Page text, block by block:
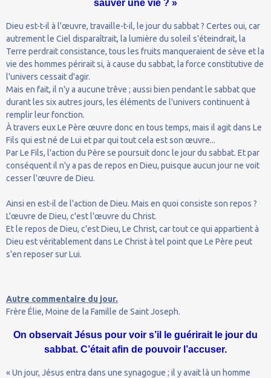
sauver une vie ? »
Dieu est-t-il à l'œuvre, travaille-t-il, le jour du sabbat ? Certes oui, car
autrement le Ciel disparaîtrait, la lumière du soleil s'éteindrait, la
Terre perdrait consistance, tous les fruits manqueraient de sève et la
vie des hommes périrait si, à cause du sabbat, la force constitutive de
l'univers cessait d'agir.
Mais en fait, il n'y a aucune trêve ; aussi bien pendant le sabbat que
durant les six autres jours, les éléments de l'univers continuent à
remplir leur fonction.
À travers eux Le Père œuvre donc en tous temps, mais il agit dans Le
Fils qui est né de Lui et par qui tout cela est son œuvre...
Par Le Fils, l'action du Père se poursuit donc le jour du sabbat. Et par
conséquent il n'y a pas de repos en Dieu, puisque aucun jour ne voit
cesser l'œuvre de Dieu.
Ainsi en est-il de l'action de Dieu. Mais en quoi consiste son repos ?
L'œuvre de Dieu, c'est l'œuvre du Christ.
Et le repos de Dieu, c'est Dieu, Le Christ, car tout ce qui appartient à
Dieu est véritablement dans Le Christ à tel point que Le Père peut
s'en reposer sur Lui.
Autre commentaire du jour.
Frère Élie, Moine de la Famille de Saint Joseph.
On observait Jésus pour voir s’il le guérirait le jour du
sabbat. C’était afin de pouvoir l’accuser.
« Un jour, Jésus entra dans une synagogue ; il y avait là un homme